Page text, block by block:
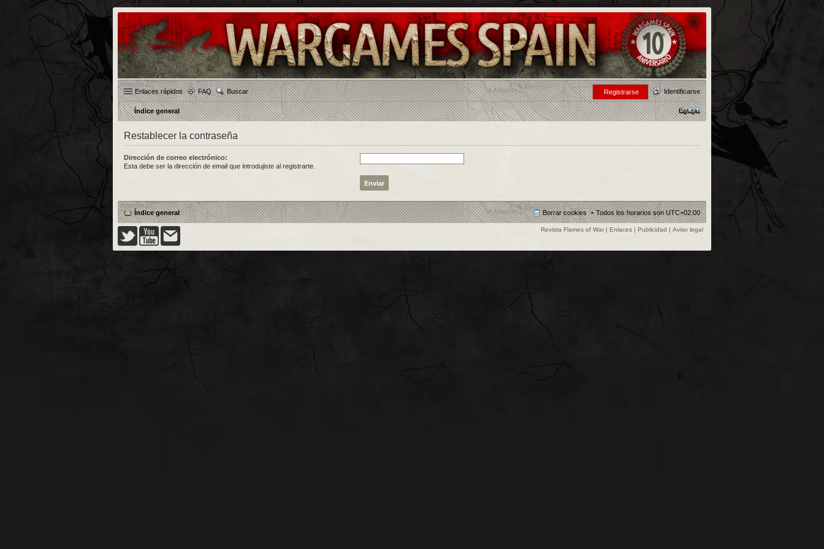
Enlaces rápidos FAQ Buscar Identificarse
Registrarse
Índice general Buscar
Restablecer la contraseña
Dirección de correo electrónico:
Esta debe ser la dirección de email que introdujiste al registrarte.
Índice general Todos los horarios sonUTC+02:00
Borrar cookies
Revista Flames of War | Enlaces | Publicidad | Aviso legal